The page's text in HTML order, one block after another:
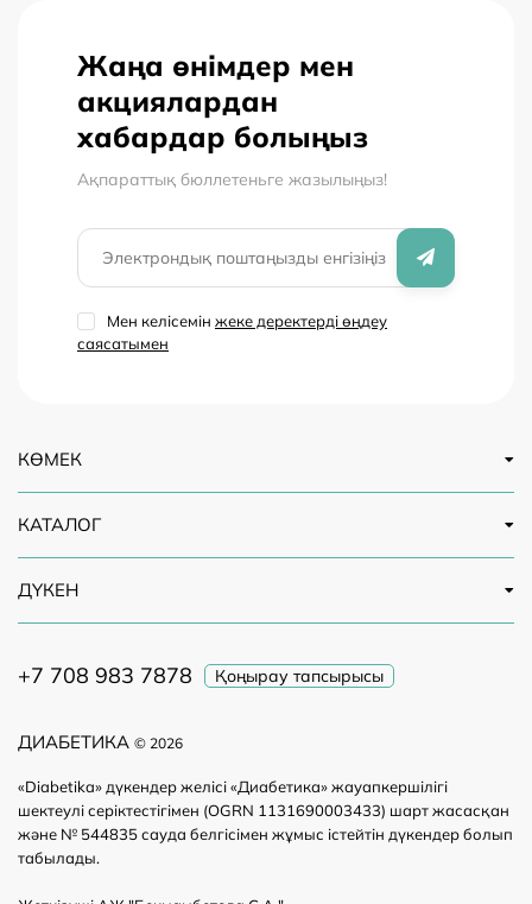
Жаңа өнімдер мен
акциялардан
хабардар болыңыз
Ақпараттық бюллетеньге жазылыңыз!
Мен келісемін жеке деректерді өңдеу
саясатымен
ДИАБЕТИКА © 2026
«Diabetika» дүкендер желісі «Диабетика» жауапкершілігі
шектеулі серіктестігімен (OGRN 1131690003433) шарт жасасқан
және № 544835 сауда белгісімен жұмыс істейтін дүкендер болып
табылады.
КӨМЕК
КАТАЛОГ
ДҮКЕН
+7 708 983 7878 Қоңырау тапсырысы